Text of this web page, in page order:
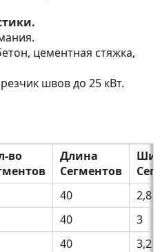
цементная стяжка,
швов до 25 кВт.
во
Длина
Сегментов
40
2,8
40
3
40
3,2